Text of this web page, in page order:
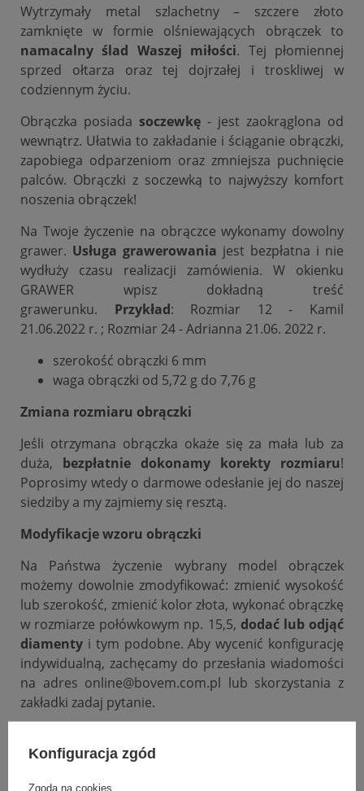
Wytrzymały metal szlachetny – szczere złoto
zamknięte w formie olśniewających obrączek to
namacalny ślad Waszej miłości. Tej płomiennej
sprzed ołtarza oraz tej dojrzałej i troskliwej w
codziennym życiu.
Obrączka posiada soczewkę - jest zaokrąglona od
wewnątrz. Ułatwia to zakładanie i ściąganie obrączki,
zapobiega odparzeniom oraz zmniejsza puchnięcie
palców. Obrączki z soczewką to najwyższy komfort
noszenia obrączek!
Na Twoje życzenie na obrączce wykonamy dowolny
grawer. Usługa grawerowania jest bezpłatna i nie
wydłuży czasu realizacji zamówienia. W okienku
GRAWER wpisz dokładną treść
grawerunku.
Przykład: Rozmiar 12 - Kamil
21.06.2022 r. ; Rozmiar 24 - Adrianna 21.06. 2022 r.
szerokość obrączki 6 mm
waga obrączki od 5,72 g do 7,76 g
Zmiana rozmiaru obrączki
Jeśli otrzymana obrączka okaże się za mała lub za
duża, bezpłatnie dokonamy korekty rozmiaru!
Poprosimy wtedy o darmowe odesłanie jej do naszej
siedziby a my zajmiemy się resztą.
Modyfikacje wzoru obrączki
Na Państwa życzenie wybrany model obrączek
możemy dowolnie zmodyfikować: zmienić wysokość
lub szerokość, zmienić kolor złota, wykonać obrączkę
w rozmiarze połówkowym np. 15,5, dodać lub odjąć
diamenty i tym podobne. Aby wycenić konfigurację
indywidualną, zachęcamy do przesłania wiadomości
na adres online@bovem.com.pl lub skorzystania z
zakładki zadaj pytanie.
Konfiguracja zgód
Zgoda na cookies